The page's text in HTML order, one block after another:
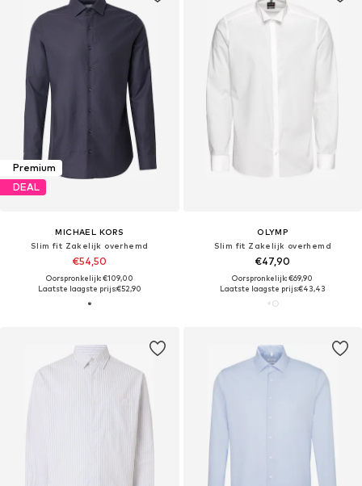
Premium
DEAL
MICHAEL KORS
Slim fit Zakelijk overhemd
€54,50
Oorspronkelijk: €109,00
Laatste laagste prijs:€52,90
OLYMP
Slim fit Zakelijk overhemd
€47,90
Oorspronkelijk: €69,90
Laatste laagste prijs:€43,43